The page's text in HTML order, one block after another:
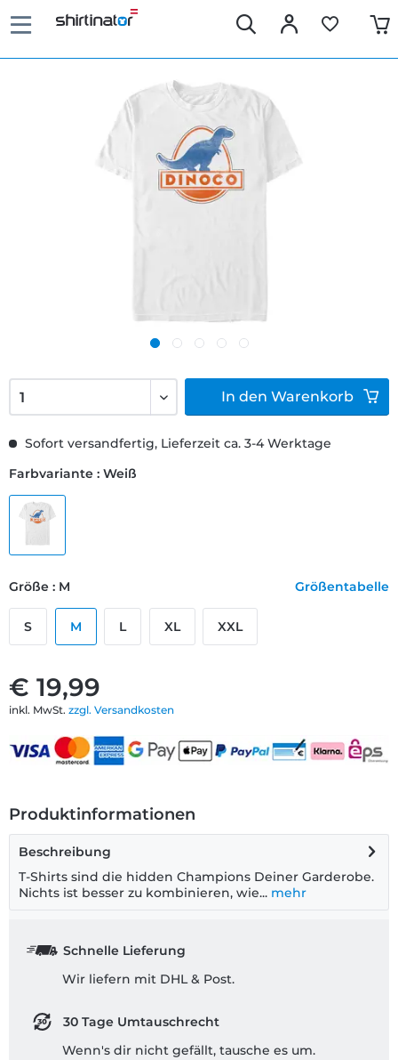
€ 19,99
inkl. MwSt. zzgl. Versandkosten
Sofort versandfertig, Lieferzeit ca. 3-4 Werktage
Farbvariante : Weiß
Größe : M Größentabelle
S M L XL XXL
In den Warenkorb
Produktinformationen
Beschreibung
T-Shirts sind die hidden Champions Deiner Garderobe.
Nichts ist besser zu kombinieren, wie... mehr
Schnelle Lieferung
Wir liefern mit DHL & Post.
30 Tage Umtauschrecht
Wenn's dir nicht gefällt, tausche es um.